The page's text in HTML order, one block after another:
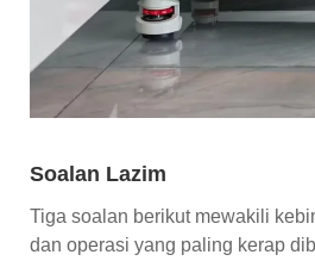
Soalan Lazim
Tiga soalan berikut mewakili
dan operasi yang paling kerap